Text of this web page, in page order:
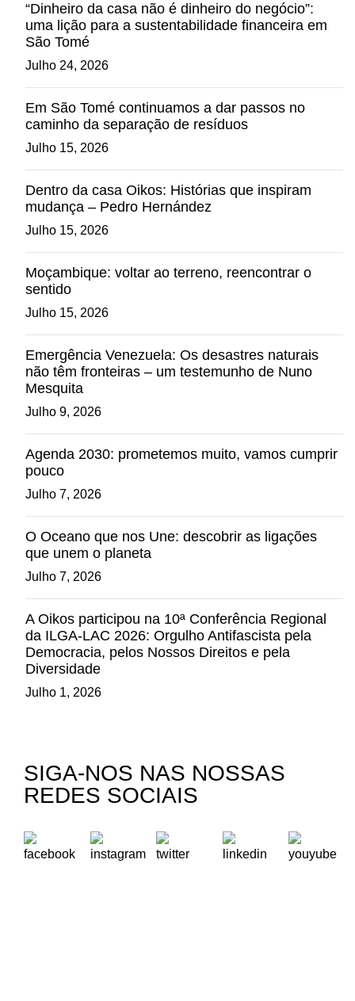
“Dinheiro da casa não é dinheiro do negócio”:
uma lição para a sustentabilidade financeira em
São Tomé
Julho 24, 2026
Em São Tomé continuamos a dar passos no
caminho da separação de resíduos
Julho 15, 2026
Dentro da casa Oikos: Histórias que inspiram
mudança – Pedro Hernández
Julho 15, 2026
Moçambique: voltar ao terreno, reencontrar o
sentido
Julho 15, 2026
Emergência Venezuela: Os desastres naturais
não têm fronteiras – um testemunho de Nuno
Mesquita
Julho 9, 2026
Agenda 2030: prometemos muito, vamos cumprir
pouco
Julho 7, 2026
O Oceano que nos Une: descobrir as ligações
que unem o planeta
Julho 7, 2026
A Oikos participou na 10ª Conferência Regional
da ILGA-LAC 2026: Orgulho Antifascista pela
Democracia, pelos Nossos Direitos e pela
Diversidade
Julho 1, 2026
SIGA-NOS NAS NOSSAS
REDES SOCIAIS